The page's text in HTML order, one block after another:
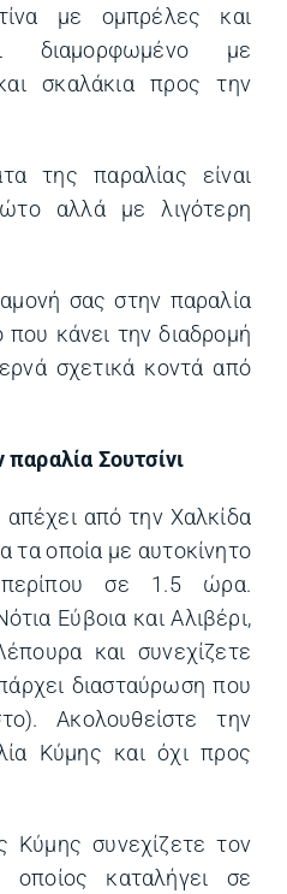
με ομπρέλες και
διαμορφωμένο με
σκαλάκια προς την
της παραλίας είναι
αλλά με λιγότερη
σας στην παραλία
που κάνει την διαδρομή
σχετικά κοντά από
Σουτσίνι
από την Χαλκίδα
τα οποία με αυτοκίνητο
σε 1.5 ώρα.
Εύβοια και Αλιβέρι,
και συνεχίζετε
διασταύρωση που
Ακολουθείστε την
Κύμης και όχι προς
Κύμης συνεχίζετε τον
καταλήγει σε